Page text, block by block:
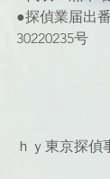
●探偵業届出
30220235号
ｈｙ東京探偵